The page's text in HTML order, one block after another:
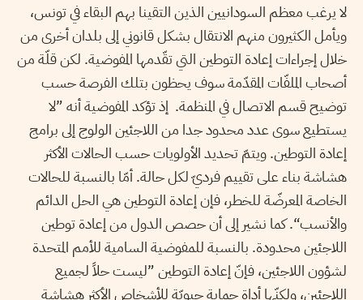
لا يرغب معظم السودانيين الذين التقينا بهم البقاء في تونس،
ويأمل الكثيرون منهم الانتقال بشكل قانوني إلى بلدان أخرى من
خلال إجراءات إعادة التوطين التي تقّدمها المفوضية. لكن قلّة من
أصحاب الملفّات المقدّمة سوف يحظون بتلك الفرصة حسب
توضيح قسم الاتصال في المنظمة. إذ تؤكد المفوضية أنه ”لا
يستطيع سوى عدد محدود جدا من اللاجئين الولوج إلى برامج
إعادة التوطين. ويتمّ تحديد الأولويات حسب الحالات الأكثر
هشاشة بناء على تقييم فرديّ لكل حالة. أمّا بالنسبة للحالات
الخاصة المعرضّة للخطر، فإن إعادة التوطين هي الحل الدائم
والأنسب“. كما نشير إلى أن حصص الدول من إعادة توطين
اللاجئين محدودة. بالنسبة للمفوضية السامية للأمم المتحدة
لشؤون اللاجئين، فإنّ إعادة التوطين ”ليست حلاً لجميع
اللاجئين، ولكنّها أداة حماية حيويّة للأشخاص الأكثر هشاشة